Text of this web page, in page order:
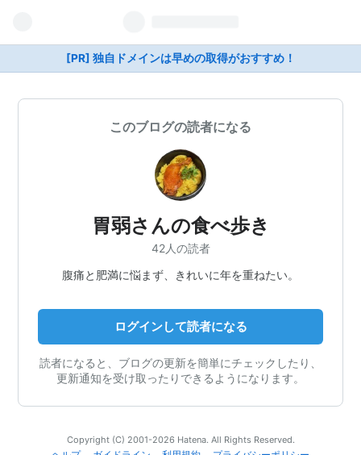
[PR] 独自ドメインは早めの取得がおすすめ！
このブログの読者になる
胃弱さんの食べ歩き
42人の読者
腹痛と肥満に悩まず、きれいに年を重ねたい。
ログインして読者になる
読者になると、ブログの更新を簡単にチェックしたり、
更新通知を受け取ったりできるようになります。
Copyright (C) 2001-2026 Hatena. All Rights Reserved.